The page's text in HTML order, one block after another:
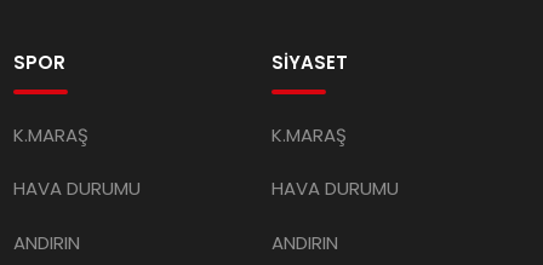
SPOR
K.MARAŞ
HAVA DURUMU
ANDIRIN
SİYASET
K.MARAŞ
HAVA DURUMU
ANDIRIN